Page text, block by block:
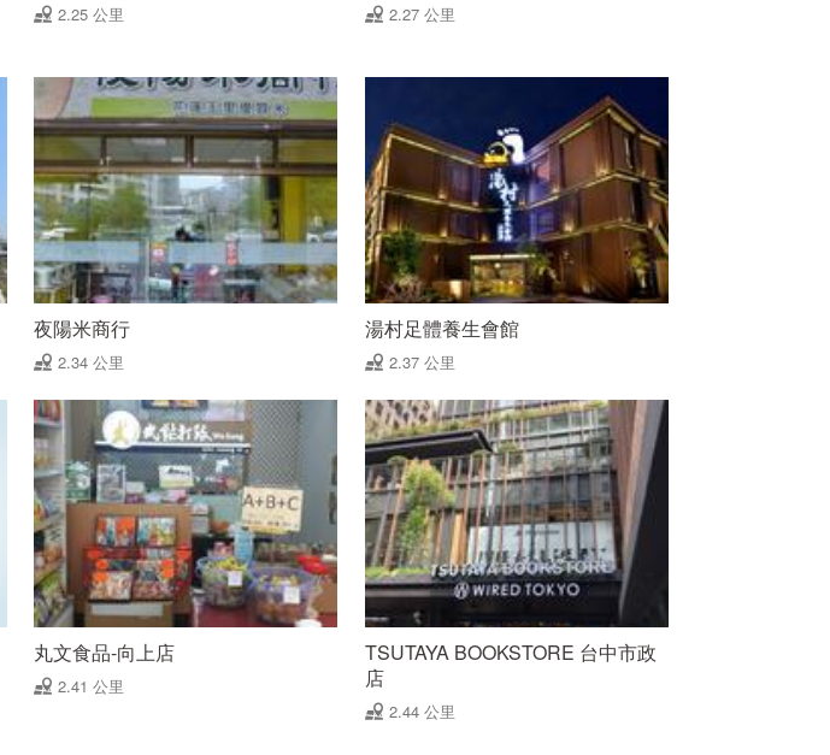
2.25 公里 2.27 公里
夜陽米商行
2.34 公里
湯村足體養生會館
2.37 公里
丸文食品-向上店
2.41 公里
TSUTAYA BOOKSTORE 台中市政
店
2.44 公里